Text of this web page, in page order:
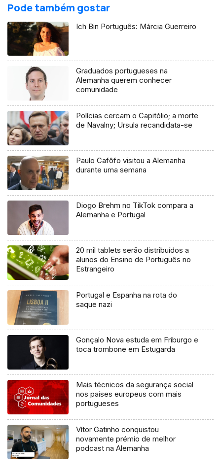
Pode também gostar
Ich Bin Português: Márcia Guerreiro
Graduados portugueses na
Alemanha querem conhecer
comunidade
Polícias cercam o Capitólio; a morte
de Navalny; Ursula recandidata-se
Paulo Cafôfo visitou a Alemanha
durante uma semana
Diogo Brehm no TikTok compara a
Alemanha e Portugal
20 mil tablets serão distribuídos a
alunos do Ensino de Português no
Estrangeiro
Portugal e Espanha na rota do
saque nazi
Gonçalo Nova estuda em Friburgo e
toca trombone em Estugarda
Mais técnicos da segurança social
nos países europeus com mais
portugueses
Vítor Gatinho conquistou
novamente prémio de melhor
podcast na Alemanha